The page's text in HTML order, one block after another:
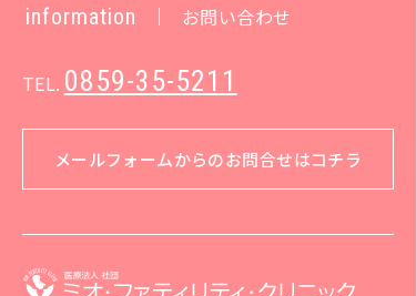
information お問い合わせ
TEL. 0859-35-5211
メールフォームからのお問合せはコチラ